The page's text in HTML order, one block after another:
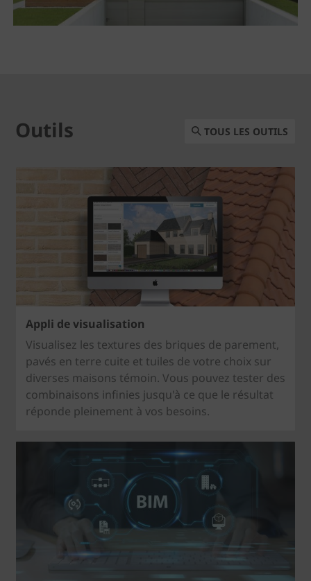
Outils TOUS LES OUTILS
Appli de visualisation
Visualisez les textures des briques de parement,
pavés en terre cuite et tuiles de votre choix sur
diverses maisons témoin. Vous pouvez tester des
combinaisons infinies jusqu'à ce que le résultat
réponde pleinement à vos besoins.